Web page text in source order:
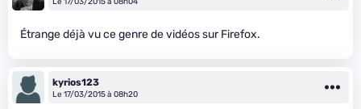
Étrange déjà vu ce genre de vidéos sur Firefox.
kyrios123
Le 17/03/2015 à 08h20